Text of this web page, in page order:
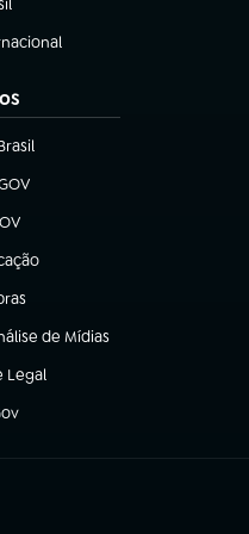
nova aba)
aba)
aba)
aba)
nova aba)
aba)
aba)
de Mídias
Legal
aba)
nova aba)